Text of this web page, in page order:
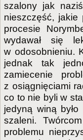
szalony jak
nieszczęść, jakie
procesie
wydawał się
w odosobnieniu.
jednak tak
zamiecenie
z osiągnięciami
co to nie byli w
jedyną winą
szaleni.
problemu